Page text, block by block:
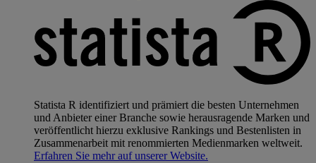
Statista R identifiziert und prämiert die besten Unternehmen
und Anbieter einer Branche sowie herausragende Marken und
veröffentlicht hierzu exklusive Rankings und Bestenlisten in
Zusammenarbeit mit renommierten Medienmarken weltweit.
Erfahren Sie mehr auf unserer Website.